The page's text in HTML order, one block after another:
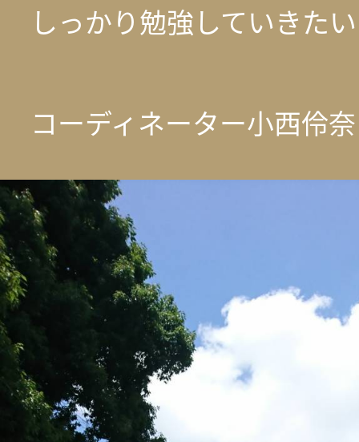
しっかり勉強していきた
コーディネーター小西伶奈